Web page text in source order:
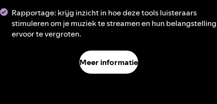
Rapportage: krijg inzicht in hoe deze tools luisteraars
stimuleren om je muziek te streamen en hun belangstelling
ervoor te vergroten.
Meer informatie